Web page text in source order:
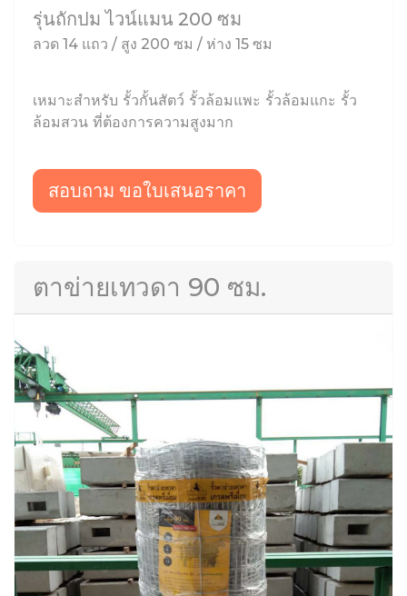
รุ่นถักปม ไวน์แมน 200 ซม
ลวด 14 แถว / สูง 200 ซม / ห่าง 15 ซม
เหมาะสำหรับ รั้วกั้นสัตว์ รั้วล้อมแพะ รั้วล้อมแกะ รั้ว
ล้อมสวน ที่ต้องการความสูงมาก
สอบถาม ขอใบเสนอราคา
ตาข่ายเทวดา 90 ซม.